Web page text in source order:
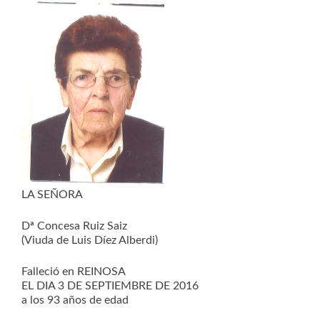
LA SEÑORA
Dª Concesa Ruiz Saiz
(Viuda de Luis Díez Alberdi)
Falleció en REINOSA
EL DIA 3 DE SEPTIEMBRE DE 2016
a los 93 años de edad